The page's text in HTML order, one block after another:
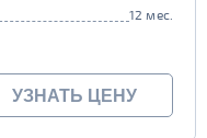
12 мес.
УЗНАТЬ ЦЕНУ